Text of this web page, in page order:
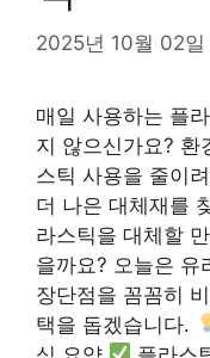
2025년 10월 02일
매일 사용하는 플
지 않으신가요? 환
스틱 사용을 줄이
더 나은 대체재를
라스틱을 대체할
을까요? 오늘은 유
장단점을 꼼꼼히
택을 돕겠습니다.